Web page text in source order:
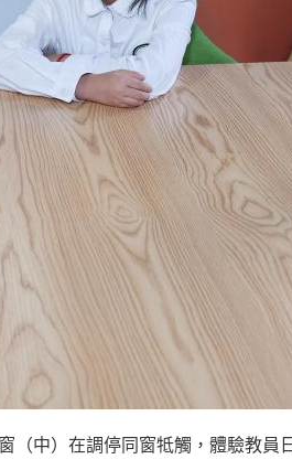
（中）在調停同窗牴觸，體驗教員